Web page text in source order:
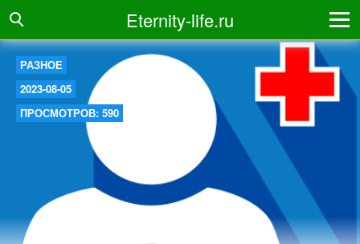
Eternity-life.ru
РАЗНОЕ
2023-08-05
ПРОСМОТРОВ: 590